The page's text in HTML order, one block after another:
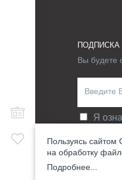
Вы будете
Я
ОТЗЫВ
Пользуясь
на обработку
Подробнее...